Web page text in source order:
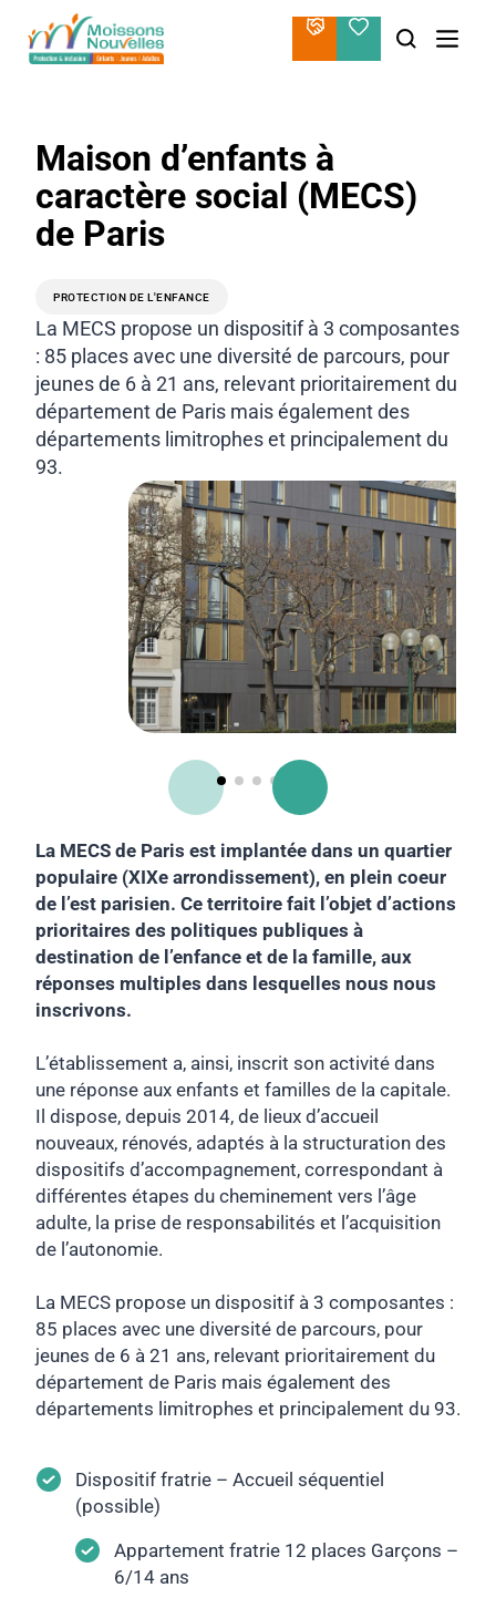
contenu
Maison d’enfants à
caractère social (MECS)
de Paris
PROTECTION DE L'ENFANCE
La MECS propose un dispositif à 3 composantes
: 85 places avec une diversité de parcours, pour
jeunes de 6 à 21 ans, relevant prioritairement du
département de Paris mais également des
départements limitrophes et principalement du
93.
La MECS de Paris est implantée dans un quartier
populaire (XIXe arrondissement), en plein coeur
de l’est parisien. Ce territoire fait l’objet d’actions
prioritaires des politiques publiques à
destination de l’enfance et de la famille, aux
réponses multiples dans lesquelles nous nous
inscrivons.
L’établissement a, ainsi, inscrit son activité dans
une réponse aux enfants et familles de la capitale.
Il dispose, depuis 2014, de lieux d’accueil
nouveaux, rénovés, adaptés à la structuration des
dispositifs d’accompagnement, correspondant à
différentes étapes du cheminement vers l’âge
adulte, la prise de responsabilités et l’acquisition
de l’autonomie.
La MECS propose un dispositif à 3 composantes :
85 places avec une diversité de parcours, pour
jeunes de 6 à 21 ans, relevant prioritairement du
département de Paris mais également des
départements limitrophes et principalement du 93.
Dispositif fratrie – Accueil séquentiel
(possible)
Appartement fratrie 12 places Garçons –
6/14 ans